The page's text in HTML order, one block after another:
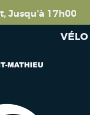
Jusqu'à 17h00